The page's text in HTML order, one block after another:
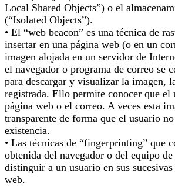
Local Shared Objects”) o el
(“Isolated Objects”).
• El “web beacon” es una técnica de
insertar en una página web (o en un
imagen alojada en un servidor de
el navegador o programa de correo se
para descargar y visualizar la imagen,
registrada. Ello permite conocer que el
página web o el correo. A veces esta
transparente de forma que el usuario
existencia.
• Las técnicas de “fingerprinting” que
obtenida del navegador o del equipo
distinguir a un usuario en sus
web.